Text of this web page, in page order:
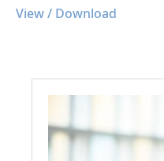
View / Download